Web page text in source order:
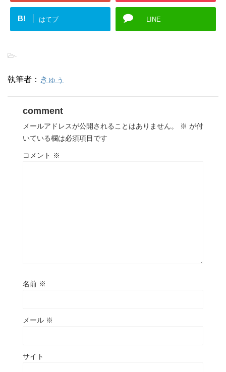
B! はてブ LINE
-
執筆者： きゅぅ
comment
メールアドレスが公開されることはありません。 ※ が付
いている欄は必須項目です
コメント ※
名前 ※
メール ※
サイト